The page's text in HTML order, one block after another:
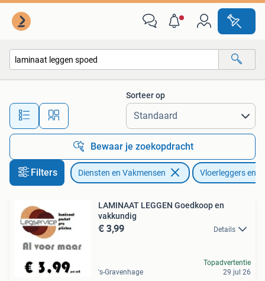
Alle afstanden…
Sorteer op
Bewaar je zoekopdracht
Filters Diensten en Vakmensen Vloerleggers en
LAMINAAT LEGGEN Goedkoop en
vakkundig
€ 3,99 Details
's-Gravenhage
Topadvertentie
29 jul 26